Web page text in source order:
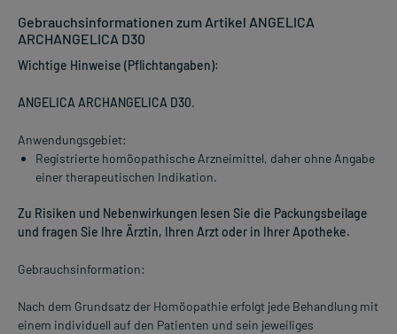
Gebrauchsinformationen zum Artikel ANGELICA
ARCHANGELICA D30
Wichtige Hinweise (Pflichtangaben):
ANGELICA ARCHANGELICA D30.
Anwendungsgebiet:
Registrierte homöopathische Arzneimittel, daher ohne Angabe
einer therapeutischen Indikation.
Zu Risiken und Nebenwirkungen lesen Sie die Packungsbeilage
und fragen Sie Ihre Ärztin, Ihren Arzt oder in Ihrer Apotheke.
Gebrauchsinformation:
Nach dem Grundsatz der Homöopathie erfolgt jede Behandlung mit
einem individuell auf den Patienten und sein jeweiliges